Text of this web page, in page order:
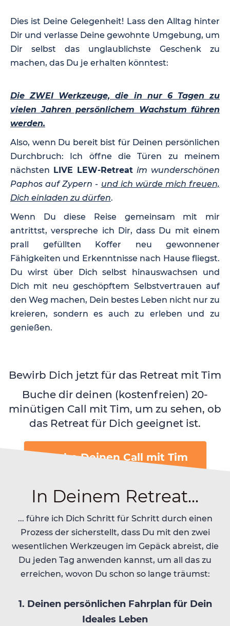
Dies ist Deine Gelegenheit! Lass den Alltag hinter
Dir und verlasse Deine gewohnte Umgebung, um
Dir selbst das unglaublichste Geschenk zu
machen, das Du je erhalten könntest:
Die ZWEI Werkzeuge, die in nur 6 Tagen zu
vielen Jahren persönlichem Wachstum führen
werden.
Also, wenn Du bereit bist für Deinen persönlichen
Durchbruch: Ich öffne die Türen zu meinem
nächsten
LIVE LEW-Retreat im wunderschönen
Paphos auf Zypern - und ich würde mich freuen,
Dich einladen zu dürfen.
Wenn Du diese Reise gemeinsam mit mir
antrittst, verspreche ich Dir, dass Du mit einem
prall gefüllten Koffer neu gewonnener
Fähigkeiten und Erkenntnisse nach Hause fliegst.
Du wirst über Dich selbst hinauswachsen und
Dich mit neu geschöpftem Selbstvertrauen auf
den Weg machen, Dein bestes Leben nicht nur zu
kreieren, sondern es auch zu erleben und zu
genießen.
Bewirb Dich jetzt für das Retreat mit Tim
Buche dir deinen (kostenfreien) 20-
minütigen Call mit Tim, um zu sehen, ob
das Retreat für Dich geeignet ist.
Buche Deinen Call mit Tim
In Deinem Retreat...
... führe ich Dich Schritt für Schritt durch einen
Prozess der sicherstellt, dass Du mit den zwei
wesentlichen Werkzeugen im Gepäck abreist, die
Du jeden Tag anwenden kannst, um all das zu
erreichen, wovon Du schon so lange träumst:
1. Deinen persönlichen Fahrplan für Dein
Ideales Leben